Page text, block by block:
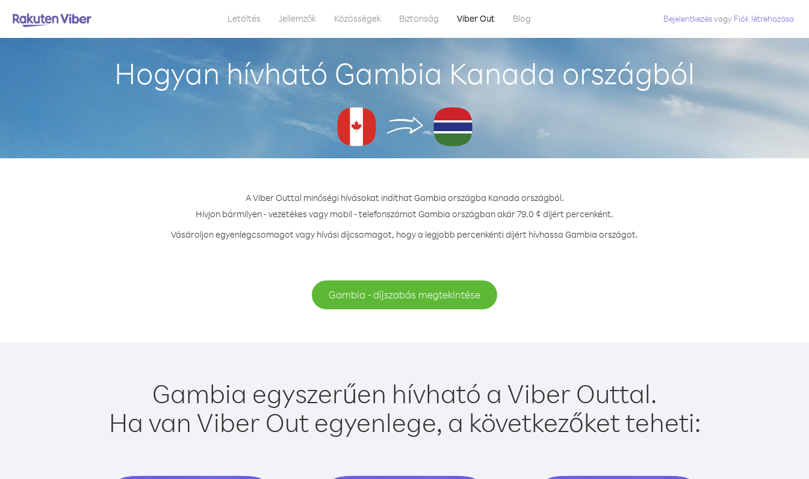
Letöltés Jellemzők Közösségek Biztonság Viber Out Blog Bejelentkezésvagy Fiók létrehozása
Hogyan hívható Gambia Kanada országból
A Viber Outtal minőségi hívásokat indíthat Gambia országba Kanada országból.
Hívjon bármilyen - vezetékes vagy mobil - telefonszámot Gambia országban akár 79.0 ¢ díjért percenként.
Vásároljon egyenlegcsomagot vagy hívási díjcsomagot, hogy a legjobb percenkénti díjért hívhassa Gambia országot.
Gambia - díjszabás megtekintése
Gambia egyszerűen hívható a Viber Outtal.
Ha van Viber Out egyenlege, a következőket teheti: